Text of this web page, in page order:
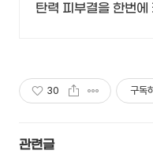
탄력 피부결을 한번에
30 구독
관련글